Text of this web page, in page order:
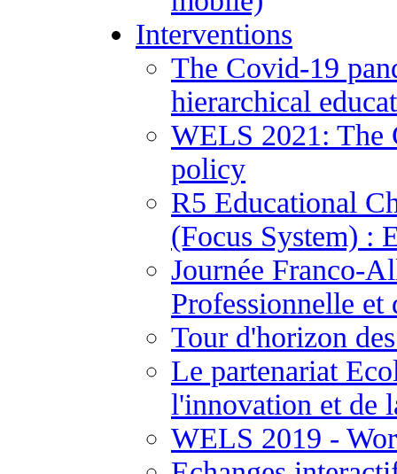
Interventions
The Covid-19
hierarchical
WELS 2021: The
policy
R5 Educational
(Focus System) :
Journée Franco-
Professionnelle
Tour d'horizon
Le partenariat
l'innovation et de
WELS 2019 -